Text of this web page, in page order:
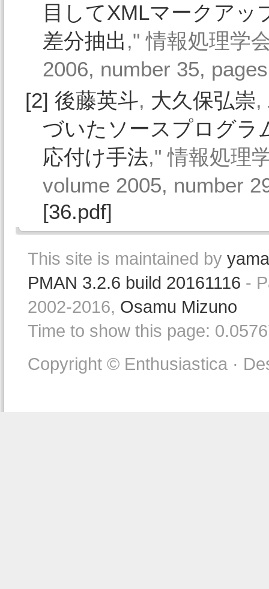
目してXMLマークア
差分抽出 ," 情報処理学
2006, number 35,
[2] 後藤英斗, 大久保弘崇,
づいたソースプログラ
応付け手法," 情報処理
volume 2005, number
[36.pdf]
This site is maintained by
PMAN 3.2.6 build 20161116 -
2002-2016, Osamu Mizuno
Time to show this page:
Copyright © Enthusiastica ·